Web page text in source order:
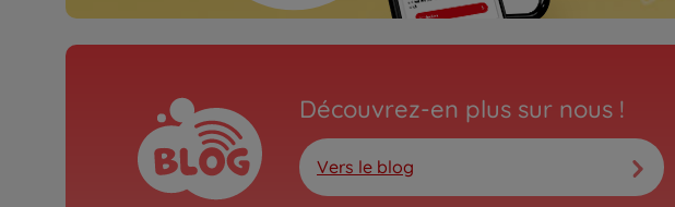
Découvrez-en plus sur nous !
Vers le blog